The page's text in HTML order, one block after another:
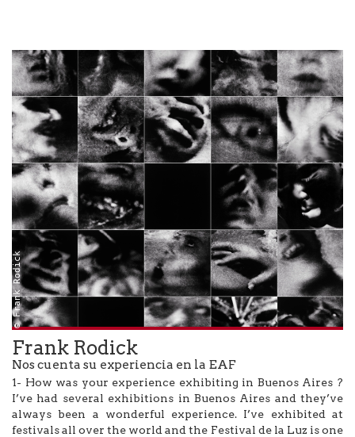
© Frank Rodick
Frank Rodick
Nos cuenta su experiencia en la EAF
1- How was your experience exhibiting in Buenos Aires ?
I’ve had several exhibitions in Buenos Aires and they’ve
always been a wonderful experience. I’ve exhibited at
festivals all over the world and the Festival de la Luz is one